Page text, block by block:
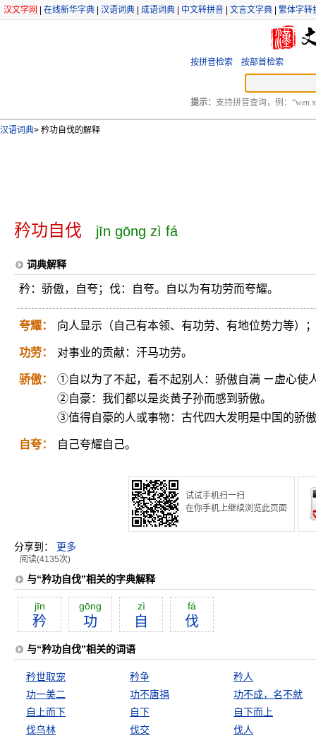
汉文学网 在线新华字典 汉语词典 成语词典 中文转拼音 文言文字典 繁体字转
按拼音检索 按部首检索
提示： 支持拼音查询，例：“wen
汉语词典> 矜功自伐的解释
矜功自伐 jīn gōng zì fá
词典解释
矜：骄傲，自夸；伐：自夸。自以为有功劳而夸耀。
夸耀： 向人显示（自己有本领、有功劳、有地位势力等）
功劳： 对事业的贡献：汗马功劳。
骄傲：
①自以为了不起，看不起别人：骄傲自满 ㄧ虚心使
②自豪：我们都以是炎黄子孙而感到骄傲。
③值得自豪的人或事物：古代四大发明是中国的骄
自夸： 自己夸耀自己。
试试手机扫一扫
在你手机上继续浏览此页面
分享到： 更多
阅读(4135次)
与“矜功自伐”相关的字典解释
jīn
矜
gōng
功
zì
自
fá
伐
与“矜功自伐”相关的词语
矜世取宠 矜争
矜人
功一美二
功不唐捐
功不成，名不就
自上而下
自下
自下而上
伐乌林
伐交 伐人